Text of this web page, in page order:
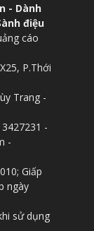
- Dành
điệu
cáo
P.Thới
Trang -
-
-
Giấp
ngày
sử dụng